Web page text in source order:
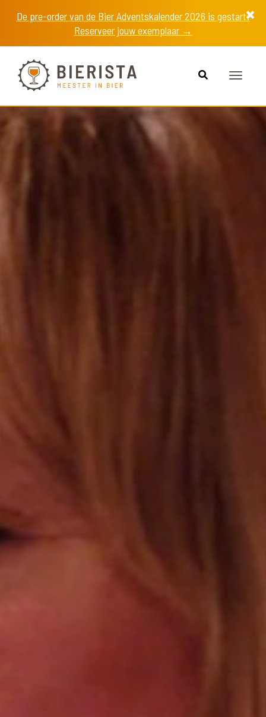
De pre-order van de Bier Adventskalender 2026 is gestart!
Reserveer jouw exemplaar →
Toggle